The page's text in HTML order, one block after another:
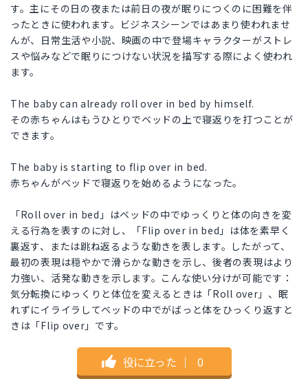
す。主にその日の夜または前日の夜が眠りにつくのに困難を伴
ったときに使われます。ビジネスシーンではあまり使われませ
んが、日常生活や小説、映画の中で登場キャラクターがストレ
スや悩みなどで眠りにつけない状況を描写する際によく使われ
ます。
The baby can already roll over in bed by himself.
その赤ちゃんはもうひとりでベッドの上で寝返りを打つことが
できます。
The baby is starting to flip over in bed.
赤ちゃんがベッドで寝返りを始めるようになった。
「Roll over in bed」はベッドの中でゆっくりと体の向きを変
える行為を表すのに対し、「Flip over in bed」は体を素早く
裏返す、または跳ね返るような動きを表します。したがって、
最初の表現は穏やかで滑らかな動きを示し、後者の表現はより
力強い、活発な動きを示します。こんな使い分けが可能です：
気分転換にゆっくりと体位を変えるときは「Roll over」、眠
れずにイライラしてベッドの中でがばっと体をひっくり返すと
きは「Flip over」です。
役に立った ｜ 0